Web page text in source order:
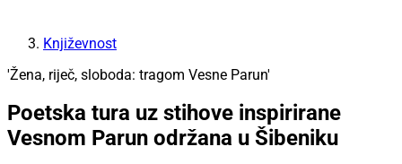
Književnost
'Žena, riječ, sloboda: tragom Vesne Parun'
Poetska tura uz stihove inspirirane
Vesnom Parun održana u Šibeniku